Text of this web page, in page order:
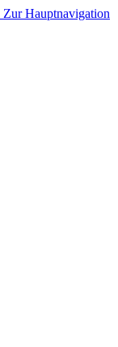
Zur Hauptnavigation